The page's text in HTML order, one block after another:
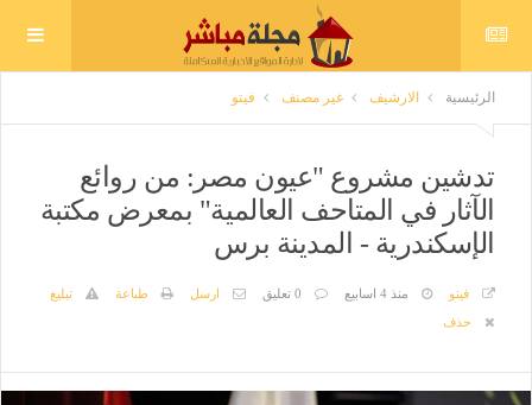
الرئيسية الارشيف غير مصنف فيتو
تدشين مشروع "عيون مصر: من روائع
الآثار في المتاحف العالمية" بمعرض مكتبة
الإسكندرية - المدينة برس
فيتو منذ 4 اسابيع 0 تعليق ارسل طباعة
تبليغ
حذف